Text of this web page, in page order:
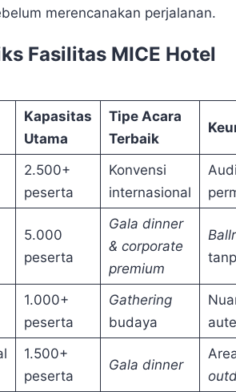
merencanakan perjalanan.
Fasilitas MICE Hotel
Kapasitas
Utama
Tipe Acara
Terbaik
2.500+
peserta
Konvensi
internasional
5.000
peserta
Gala dinner
& corporate
premium
1.000+
peserta
Gathering
budaya
1.500+
peserta
Gala dinner